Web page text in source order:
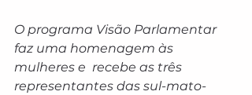
O programa Visão Parlamentar
faz uma homenagem às
mulheres e  recebe as três
representantes das sul-mato-